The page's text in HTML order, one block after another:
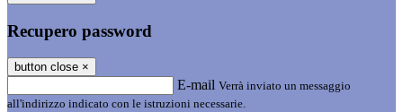
Recupero password
button close ×
E-mail Verrà inviato un messaggio
all'indirizzo indicato con le istruzioni necessarie.